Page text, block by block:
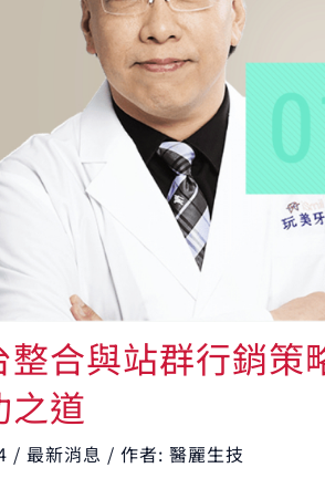
整合與站群行銷策
之道
/ 最新消息 / 作者: 醫麗生技